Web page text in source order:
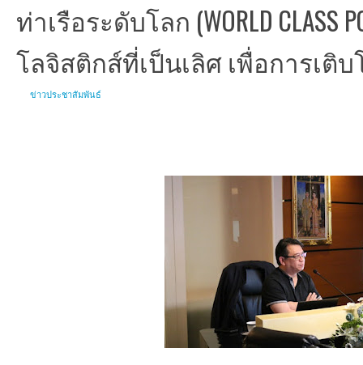
ท่าเรือระดับโลก (WORLD
โลจิสติกส์ที่เป็นเลิศ เพื่อการเติ
ข่าวประชาสัมพันธ์